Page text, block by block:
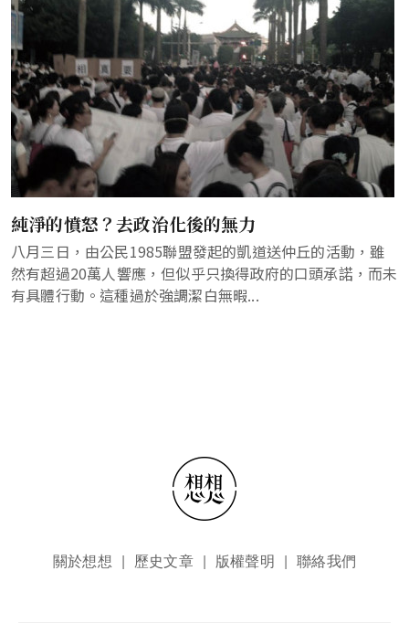
純淨的憤怒？去政治化後的無力
八月三日，由公民1985聯盟發起的凱道送仲丘的活動，雖
然有超過20萬人響應，但似乎只換得政府的口頭承諾，而未
有具體行動。這種過於強調潔白無暇...
頁尾選單關於想想 歷史文章 版權聲明 聯絡我們